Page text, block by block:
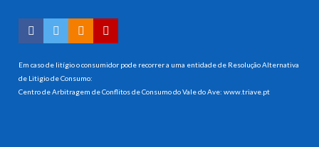
Em caso de litígio o consumidor pode recorrer a uma entidade de Resolução Alternativa
de Litigio de Consumo:
Centro de Arbitragem de Conflitos de Consumo do Vale do Ave:www.triave.pt